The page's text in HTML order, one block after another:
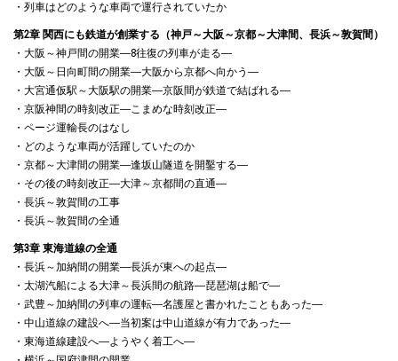
・列車はどのような車両で運行されていたか
第2章 関西にも鉄道が創業する（神戸～大阪～京都～大津間、長浜～敦賀間）
・大阪～神戸間の開業―8往復の列車が走る―
・大阪～日向町間の開業―大阪から京都へ向かう―
・大宮通仮駅～大阪駅の開業―京阪間が鉄道で結ばれる―
・京阪神間の時刻改正―こまめな時刻改正―
・ページ運輸長のはなし
・どのような車両が活躍していたのか
・京都～大津間の開業―逢坂山隧道を開鑿する―
・その後の時刻改正―大津～京都間の直通―
・長浜～敦賀間の工事
・長浜～敦賀間の全通
第3章 東海道線の全通
・長浜～加納間の開業―長浜が東への起点―
・太湖汽船による大津～長浜間の航路―琵琶湖は船で―
・武豊～加納間の列車の運転―名護屋と書かれたこともあった―
・中山道線の建設へ―当初案は中山道線が有力であった―
・東海道線建設へ―ようやく着工へ―